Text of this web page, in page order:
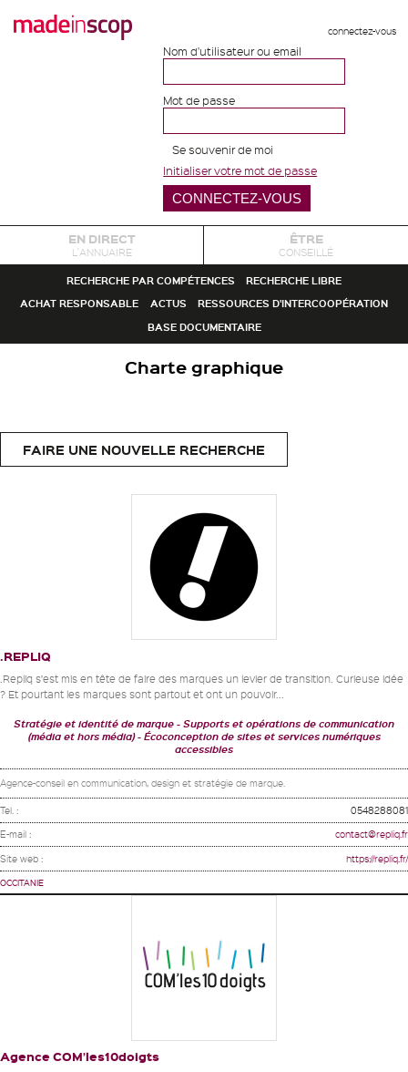
connectez-vous
Nom d'utilisateur ou email
Mot de passe
Se souvenir de moi
Initialiser votre mot de passe
EN DIRECT
L'ANNUAIRE
ÊTRE
CONSEILLÉ
RECHERCHE PAR COMPÉTENCES
RECHERCHE LIBRE
ACHAT RESPONSABLE
ACTUS
RESSOURCES D'INTERCOOPÉRATION
BASE DOCUMENTAIRE
Charte graphique
FAIRE UNE NOUVELLE RECHERCHE
.REPLIQ
.Repliq s’est mis en tête de faire des marques un levier de transition. Curieuse idée
? Et pourtant les marques sont partout et ont un pouvoir...
Stratégie et identité de marque
Supports et opérations de communication
(média et hors média)
Écoconception de sites et services numériques
accessibles
Agence-conseil en communication, design et stratégie de marque.
Tel. : 0548288081
E-mail : contact@repliq.fr
Site web : https://repliq.fr/
OCCITANIE
Agence COM’les10doigts